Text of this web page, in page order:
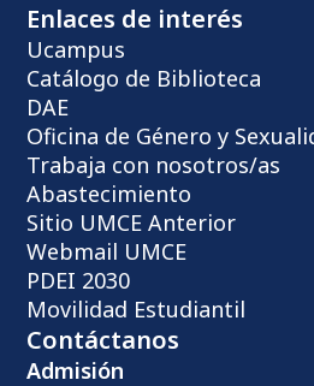
Enlaces de interés
Ucampus
Catálogo de Biblioteca
DAE
Oficina de Género y
Trabaja con nosotros/as
Abastecimiento
Sitio UMCE Anterior
Webmail UMCE
PDEI 2030
Movilidad Estudiantil
Contáctanos
Admisión